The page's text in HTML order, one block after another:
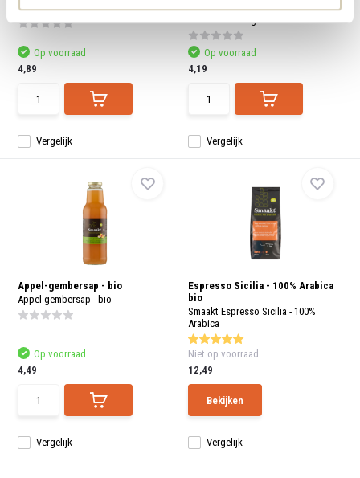
Smaakt Sinaasappelsap
Vergelijk
Op voorraad
4,89
Smaakt Appel Mango sap bevat van
nature aanwezig...
Vergelijk
Op voorraad
4,19
Appel-gembersap - bio
Appel-gembersap - bio
Vergelijk
Op voorraad
4,49
Espresso Sicilia - 100% Arabica
bio
Smaakt Espresso Sicilia - 100%
Arabica
Vergelijk
Niet op voorraad
12,49
Bekijken